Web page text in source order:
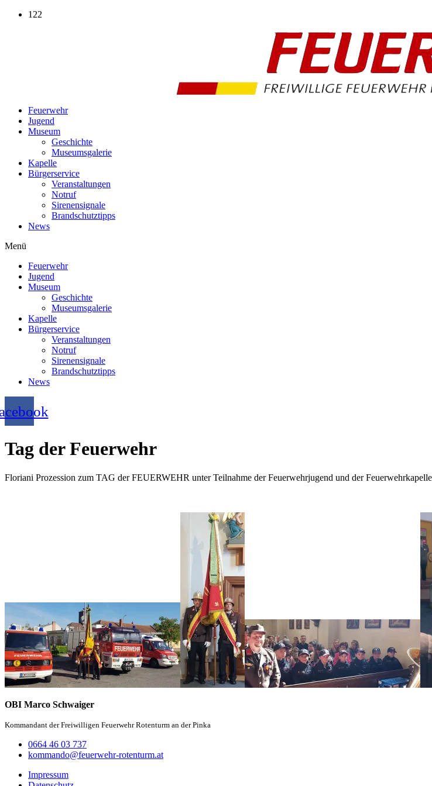
Zum
122
Feuerwehr
Jugend
Museum
Geschichte
Museumsgalerie
Kapelle
Bürgerservice
Veranstaltungen
Notruf
Sirenensignale
Brandschutztipps
News
Menü
Feuerwehr
Jugend
Museum
Geschichte
Museumsgalerie
Kapelle
Bürgerservice
Veranstaltungen
Notruf
Sirenensignale
Brandschutztipps
News
Tag der Feuerwehr
Floriani Prozession zum TAG der FEUERWEHR unter Teilnahme der Feuerwehrjugend und der
OBI Marco Schwaiger
Kommandant der Freiwilligen Feuerwehr Rotenturm an der Pinka
0664 46 03 737
kommando@feuerwehr-rotenturm.at
Impressum